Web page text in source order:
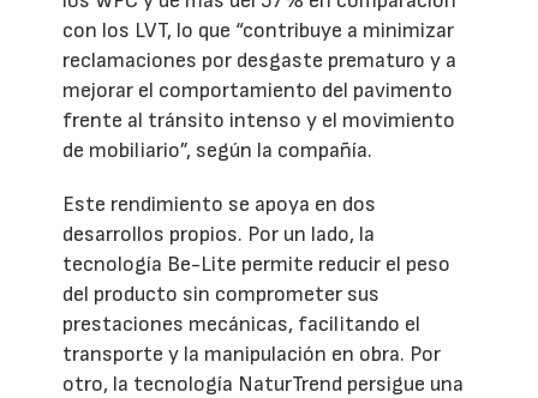
con los LVT, lo que “contribuye a minimizar
reclamaciones por desgaste prematuro y a
mejorar el comportamiento del pavimento
frente al tránsito intenso y el movimiento
de mobiliario”, según la compañía.
Este rendimiento se apoya en dos
desarrollos propios. Por un lado, la
tecnología Be-Lite permite reducir el peso
del producto sin comprometer sus
prestaciones mecánicas, facilitando el
transporte y la manipulación en obra. Por
otro, la tecnología NaturTrend persigue una